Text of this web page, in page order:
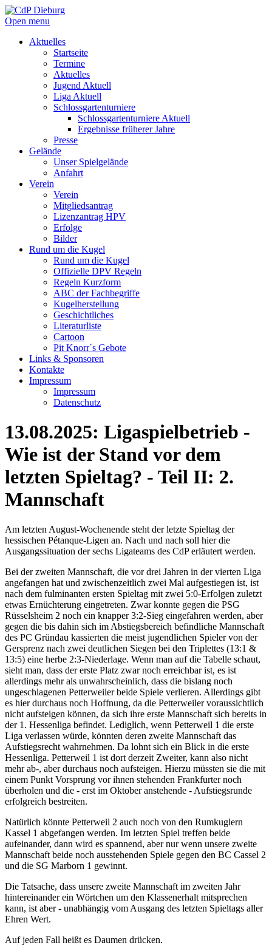
Open menu
Aktuelles
Startseite
Termine
Aktuelles
Jugend Aktuell
Liga Aktuell
Schlossgartenturniere
Schlossgartenturniere Aktuell
Ergebnisse früherer Jahre
Presse
Gelände
Unser Spielgelände
Anfahrt
Verein
Verein
Mitgliedsantrag
Lizenzantrag HPV
Erfolge
Bilder
Rund um die Kugel
Rund um die Kugel
Offizielle DPV Regeln
Regeln Kurzform
ABC der Fachbegriffe
Kugelherstellung
Geschichtliches
Literaturliste
Cartoon
Pit Knorr´s Gebote
Links & Sponsoren
Kontakte
Impressum
Impressum
Datenschutz
13.08.2025: Ligaspielbetrieb -
Wie ist der Stand vor dem
letzten Spieltag? - Teil II: 2.
Mannschaft
Am letzten August-Wochenende steht der letzte Spieltag der
hessischen Pétanque-Ligen an. Nach und nach soll hier die
Ausgangssituation der sechs Ligateams des CdP erläutert werden.
Bei der zweiten Mannschaft, die vor drei Jahren in der vierten Liga
angefangen hat und zwischenzeitlich zwei Mal aufgestiegen ist, ist
nach dem fulminanten ersten Spieltag mit zwei 5:0-Erfolgen zuletzt
etwas Ernüchterung eingetreten. Zwar konnte gegen die PSG
Rüsselsheim 2 noch ein knapper 3:2-Sieg eingefahren werden, aber
gegen die bis dahin sich im Abstiegsbereich befindliche Mannschaft
des PC Gründau kassierten die meist jugendlichen Spieler von der
Gersprenz nach zwei deutlichen Siegen bei den Triplettes (13:1 &
13:5) eine herbe 2:3-Niederlage. Wenn man auf die Tabelle schaut,
sieht man, dass der erste Platz zwar noch erreichbar ist, es ist
allerdings mehr als unwahrscheinlich, dass die bislang noch
ungeschlagenen Petterweiler beide Spiele verlieren. Allerdings gibt
es hier durchaus noch Hoffnung, da die Petterweiler voraussichtlich
nicht aufsteigen können, da sich ihre erste Mannschaft sich bereits in
der 1. Hessenliga befindet. Lediglich, wenn Petterweil 1 die erste
Liga verlassen würde, könnten deren zweite Mannschaft das
Aufstiegsrecht wahrnehmen. Da lohnt sich ein Blick in die erste
Hessenliga. Petterweil 1 ist dort derzeit Zweiter, kann also nicht
mehr ab-, aber durchaus noch aufsteigen. Hierzu müssten sie die mit
einem Punkt Vorsprung vor ihnen stehenden Frankfurter noch
überholen und die - erst im Oktober anstehende - Aufstiegsrunde
erfolgreich bestreiten.
Natürlich könnte Petterweil 2 auch noch von den Rumkuglern
Kassel 1 abgefangen werden. Im letzten Spiel treffen beide
aufeinander, dann wird es spannend, aber nur wenn unsere zweite
Mannschaft beide noch ausstehenden Spiele gegen den BC Cassel 2
und die SG Marborn 1 gewinnt.
Die Tatsache, dass unsere zweite Mannschaft im zweiten Jahr
hintereinander ein Wörtchen um den Klassenerhalt mitsprechen
kann, ist aber - unabhängig vom Ausgang des letzten Spieltags aller
Ehren Wert.
Auf jeden Fall heißt es Daumen drücken.